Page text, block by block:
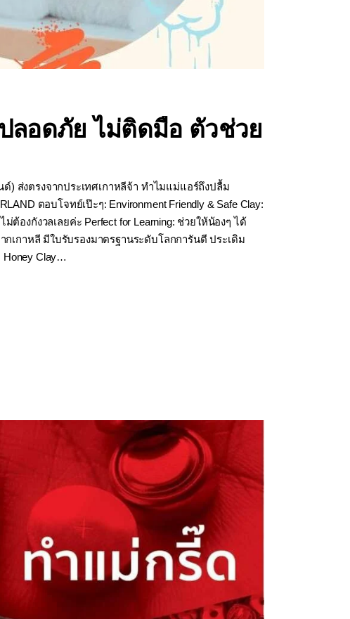
ลอดภัย ไม่ติดมือ ตัวช่วย
) ส่งตรงจากประเทศเกาหลีจ้า ทำไมแม่แอร์ถึงปลื้ม
ตอบโจทย์เป๊ะๆ: Environment Friendly & Safe Clay:
งกังวลเลยค่ะ Perfect for Learning: ช่วยให้น้องๆ ได้
กเกาหลี มีใบรับรองมาตรฐานระดับโลกการันตี ประเดิม
Honey Clay…